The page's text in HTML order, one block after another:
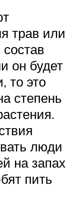
трав или
он будет
то это
степень
люди
на запах
пить